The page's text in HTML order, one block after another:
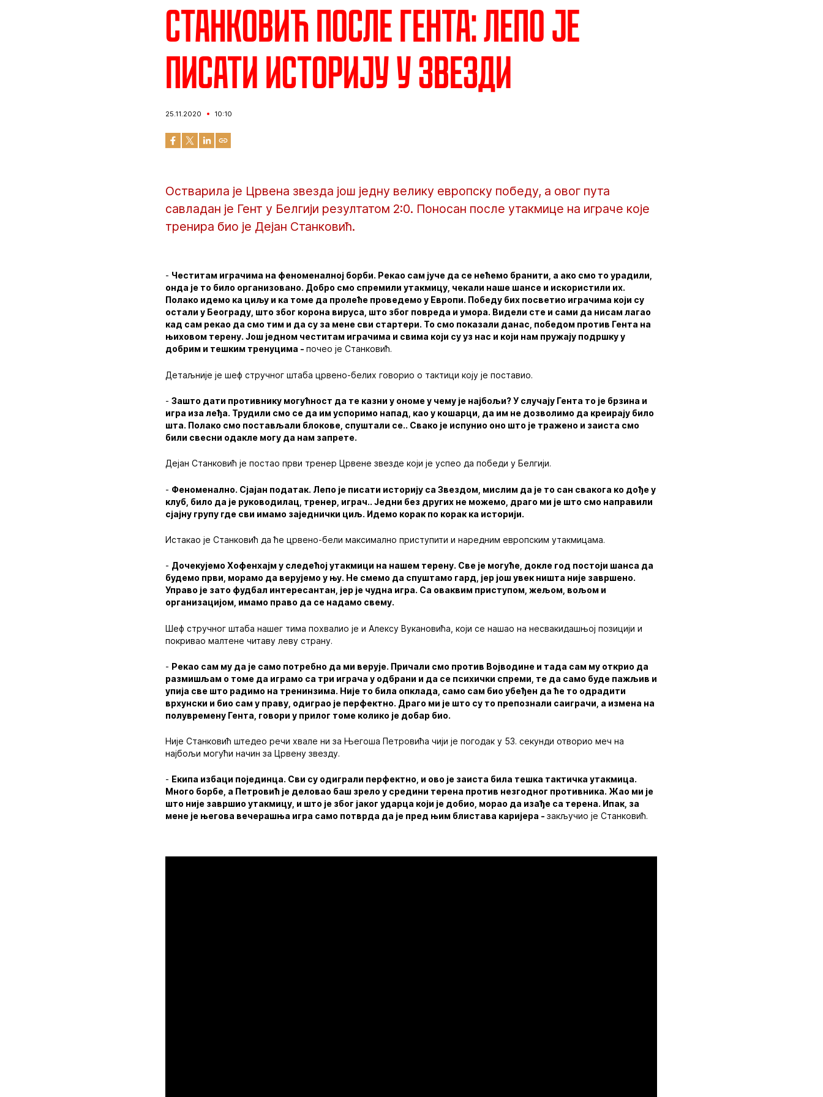
Станковић после Гента: Лепо је
писати историју у Звезди
25.11.2020 10:10
Остварила је Црвена звезда још једну велику европску победу, а овог пута
савладан је Гент у Белгији резултатом 2:0. Поносан после утакмице на играче које
тренира био је Дејан Станковић.
- Честитам играчима на феноменалној борби. Рекао сам јуче да се нећемо бранити, а ако смо то урадили,
онда је то било организовано. Добро смо спремили утакмицу, чекали наше шансе и искористили их.
Полако идемо ка циљу и ка томе да пролеће проведемо у Европи. Победу бих посветио играчима који су
остали у Београду, што због корона вируса, што због повреда и умора. Видели сте и сами да нисам лагао
кад сам рекао да смо тим и да су за мене сви стартери. То смо показали данас, победом против Гента на
њиховом терену. Још једном честитам играчима и свима који су уз нас и који нам пружају подршку у
добрим и тешким тренуцима -почео је Станковић.
Детаљније је шеф стручног штаба црвено-белих говорио о тактици коју је поставио.
-Зашто дати противнику могућност да те казни у ономе у чему је најбољи? У случају Гента то је брзина и
игра иза леђа. Трудили смо се да им успоримо напад, као у кошарци, да им не дозволимо да креирају било
шта. Полако смо постављали блокове, спуштали се.. Свако је испунио оно што је тражено и заиста смо
били свесни одакле могу да нам запрете.
Дејан Станковић је постао први тренер Црвене звезде који је успео да победи у Белгији.
- Феноменално. Сјајан податак. Лепо је писати историју са Звездом, мислим да је то сан свакога ко дође у
клуб, било да је руководилац, тренер, играч.. Једни без других не можемо, драго ми је што смо направили
сјајну групу где сви имамо заједнички циљ. Идемо корак по корак ка историји.
Истакао је Станковић да ће црвено-бели максимално приступити и наредним европским утакмицама.
- Дочекујемо Хофенхајм у следећој утакмици на нашем терену. Све је могуће, докле год постоји шанса да
будемо први, морамо да верујемо у њу. Не смемо да спуштамо гард, јер још увек ништа није завршено.
Управо је зато фудбал интересантан, јер је чудна игра. Са оваквим приступом, жељом, вољом и
организацијом, имамо право да се надамо свему.
Шеф стручног штаба нашег тима похвалио је и Алексу Вукановића, који се нашао на несвакидашњој позицији и
покривао малтене читаву леву страну.
- Рекао сам му да је само потребно да ми верује. Причали смо против Војводине и тада сам му открио да
размишљам о томе да играмо са три играча у одбрани и да се психички спреми, те да само буде пажљив и
упија све што радимо на тренинзима. Није то била опклада, само сам био убеђен да ће то одрадити
врхунски и био сам у праву, одиграо је перфектно. Драго ми је што су то препознали саиграчи, а измена на
полувремену Гента, говори у прилог томе колико је добар био.
Није Станковић штедео речи хвале ни за Његоша Петровића чији је погодак у 53. секунди отворио меч на
најбољи могући начин за Црвену звезду.
- Екипа избаци појединца. Сви су одиграли перфектно, и ово је заиста била тешка тактичка утакмица.
Много борбе, а Петровић је деловао баш зрело у средини терена против незгодног противника. Жао ми је
што није завршио утакмицу, и што је због јаког ударца који је добио, морао да изађе са терена. Ипак, за
мене је његова вечерашња игра само потврда да је пред њим блистава каријера -закључио је Станковић.